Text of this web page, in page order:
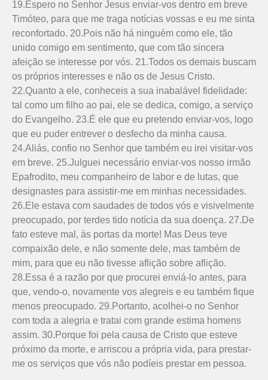
19.Espero no Senhor Jesus enviar-vos dentro em breve
Timóteo, para que me traga notícias vossas e eu me sinta
reconfortado. 20.Pois não há ninguém como ele, tão
unido comigo em sentimento, que com tão sincera
afeição se interesse por vós. 21.Todos os demais buscam
os próprios interesses e não os de Jesus Cristo.
22.Quanto a ele, conheceis a sua inabalável fidelidade:
tal como um filho ao pai, ele se dedica, comigo, a serviço
do Evangelho. 23.É ele que eu pretendo enviar-vos, logo
que eu puder entrever o desfecho da minha causa.
24.Aliás, confio no Senhor que também eu irei visitar-vos
em breve. 25.Julguei necessário enviar-vos nosso irmão
Epafrodito, meu companheiro de labor e de lutas, que
designastes para assistir-me em minhas necessidades.
26.Ele estava com saudades de todos vós e visivelmente
preocupado, por terdes tido notícia da sua doença. 27.De
fato esteve mal, às portas da morte! Mas Deus teve
compaixão dele, e não somente dele, mas também de
mim, para que eu não tivesse aflição sobre aflição.
28.Essa é a razão por que procurei enviá-lo antes, para
que, vendo-o, novamente vos alegreis e eu também fique
menos preocupado. 29.Portanto, acolhei-o no Senhor
com toda a alegria e tratai com grande estima homens
assim. 30.Porque foi pela causa de Cristo que esteve
próximo da morte, e arriscou a própria vida, para prestar-
me os serviços que vós não podíeis prestar em pessoa.